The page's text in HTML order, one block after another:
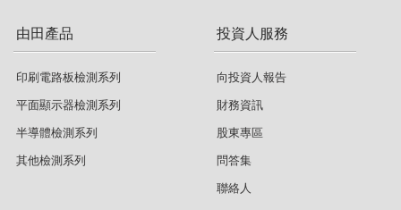
由田產品
印刷電路板檢測系列
平面顯示器檢測系列
半導體檢測系列
其他檢測系列
投資人服務
向投資人報告
財務資訊
股東專區
問答集
聯絡人